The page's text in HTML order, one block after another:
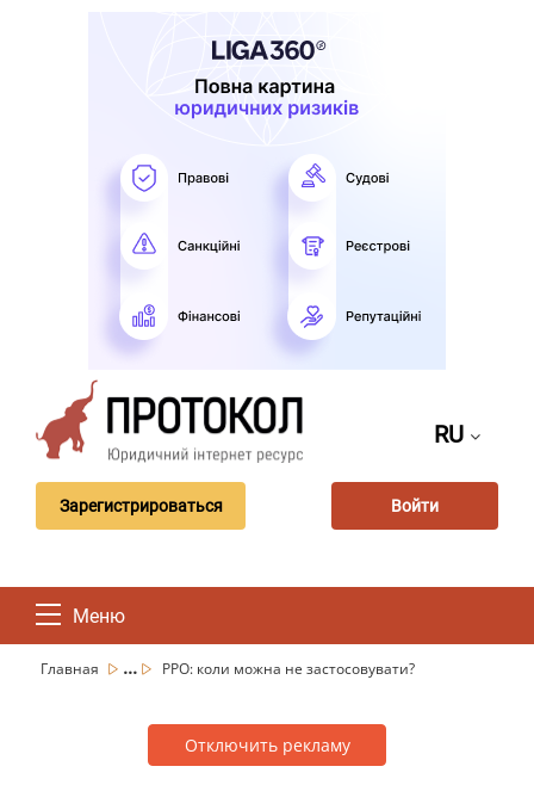
RU
Зарегистрироваться Войти
Меню
Главная ... РРО: коли можна не застосовувати?
Отключить рекламу